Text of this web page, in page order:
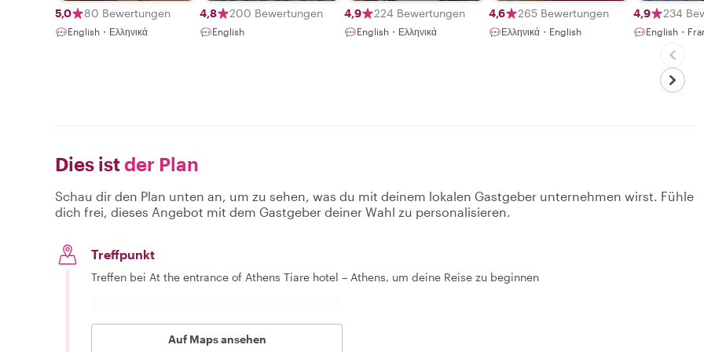
5,0 80 Bewertungen
English・Ελληνικά
4,8 200 Bewertungen
English
4,9 224 Bewertungen
English・Ελληνικά
4,6 265 Bewertungen
Ελληνικά・English
4,9 234
English・
Dies istder Plan
Schau dir den Plan unten an, um zu sehen, was du mit deinem lokalen Gastgeber unternehmen wirst. Fühle
dich frei, dieses Angebot mit dem Gastgeber deiner Wahl zu personalisieren.
Treffpunkt
Treffen bei At the entrance of Athens Tiare hotel – Athens, um deine Reise zu beginnen
Auf Maps ansehen